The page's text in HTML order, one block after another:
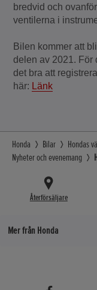
bredvid och
ventilerna i
Bilen kommer att
delen av 2021. För
det bra att
här: Länk
Honda Bilar Hondas
Nyheter och evenemang
Återförsäljare
Mer från Honda